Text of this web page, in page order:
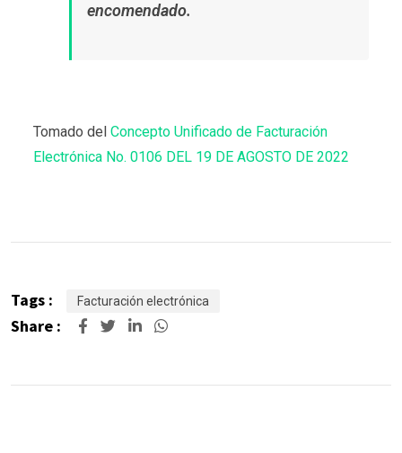
encomendado.
Tomado del Concepto Unificado de Facturación
Electrónica No. 0106 DEL 19 DE AGOSTO DE 2022
Tags : Facturación electrónica
Share :